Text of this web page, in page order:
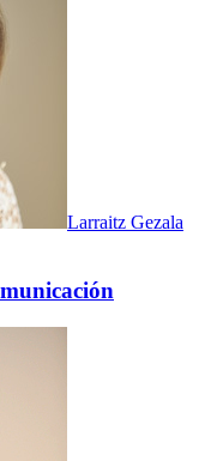
Larraitz Gezala